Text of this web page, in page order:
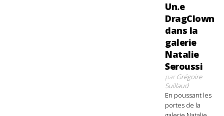
Un.e
DragClown
dans la
galerie
Natalie
Seroussi
parGrégoire
Suillaud
En poussant les
portes de la